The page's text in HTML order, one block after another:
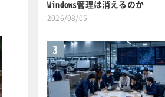
Windows管理は消えるのか
2026/08/05
3